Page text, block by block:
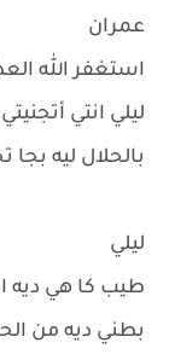
عمران
استغفر الله
ليلي انتي
بالحلال ليه
ليلي
طيب كا هي ديه
بطني ديه من